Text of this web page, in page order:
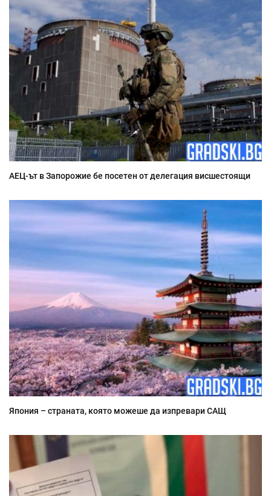
АЕЦ-ът в Запорожие бе посетен от делегация висшестоящи
Япония – страната, която можеше да изпревари САЩ